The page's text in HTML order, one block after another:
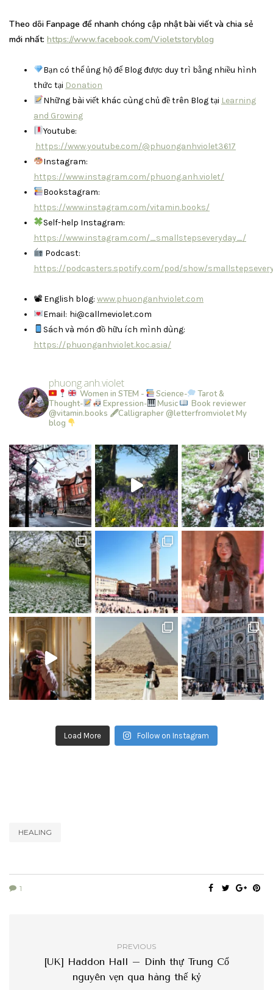
Theo dõi Fanpage để nhanh chóng cập nhật bài viết và chia sẻ
mới nhất: https://www.facebook.com/Violetstoryblog
Bạn có thể ủng hộ để Blog được duy trì bằng nhiều hình
thức tại Donation
Những bài viết khác cùng chủ đề trên Blog tại Learning
and Growing
Youtube:
https://www.youtube.com/@phuonganhviolet3617
Instagram:
https://www.instagram.com/phuong.anh.violet/
Bookstagram:
https://www.instagram.com/vitamin.books/
Self-help Instagram:
https://www.instagram.com/_smallstepseveryday_/
Podcast:
https://podcasters.spotify.com/pod/show/
📽 English blog: www.phuonganhviolet.com
Email: hi@callmeviolet.com
Sách và món đồ hữu ích mình dùng:
https://phuonganhviolet.koc.asia/
phuong.anh.violet
Women in STEM - Science-
Tarot &
Thought-
Expression- Music
Book reviewer
@vitamin.books 🖋Calligrapher @letterfromvioletMy
blog
Load More Follow on Instagram
HEALING
1
PREVIOUS
[UK] Haddon Hall – Dinh thự Trung Cổ
nguyên vẹn qua hàng thế kỷ